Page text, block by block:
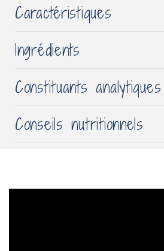
Caractéristiques
Ingrédients
Constituants analytiques
Conseils nutritionnels